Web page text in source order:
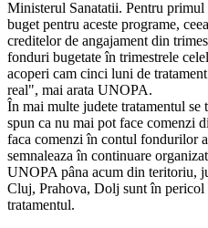
Ministerul Sanatatii. Pentru
buget pentru aceste programe,
creditelor de angajament din
fonduri bugetate în trimestrele
acoperi cam cinci luni de
real", mai arata UNOPA.
În mai multe judete tratamentul se
spun ca nu mai pot face comenzi
faca comenzi în contul fondurilor
semnaleaza în continuare
UNOPA pâna acum din teritoriu,
Cluj, Prahova, Dolj sunt în pericol
tratamentul.